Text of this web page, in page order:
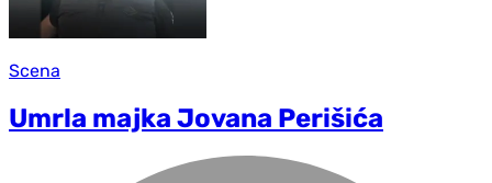
Scena
Umrla majka Jovana Perišića